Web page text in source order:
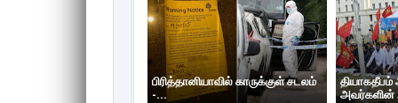
பிரித்தானியாவில் காருக்குள் சடலம்
-...
அவர்களின்